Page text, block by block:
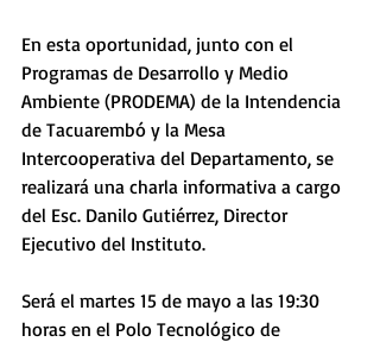
En esta oportunidad, junto con el
Programas de Desarrollo y Medio
Ambiente (PRODEMA) de la Intendencia
de Tacuarembó y la Mesa
Intercooperativa del Departamento, se
realizará una charla informativa a cargo
del Esc. Danilo Gutiérrez, Director
Ejecutivo del Instituto.
Será el martes 15 de mayo a las 19:30
horas en el Polo Tecnológico de